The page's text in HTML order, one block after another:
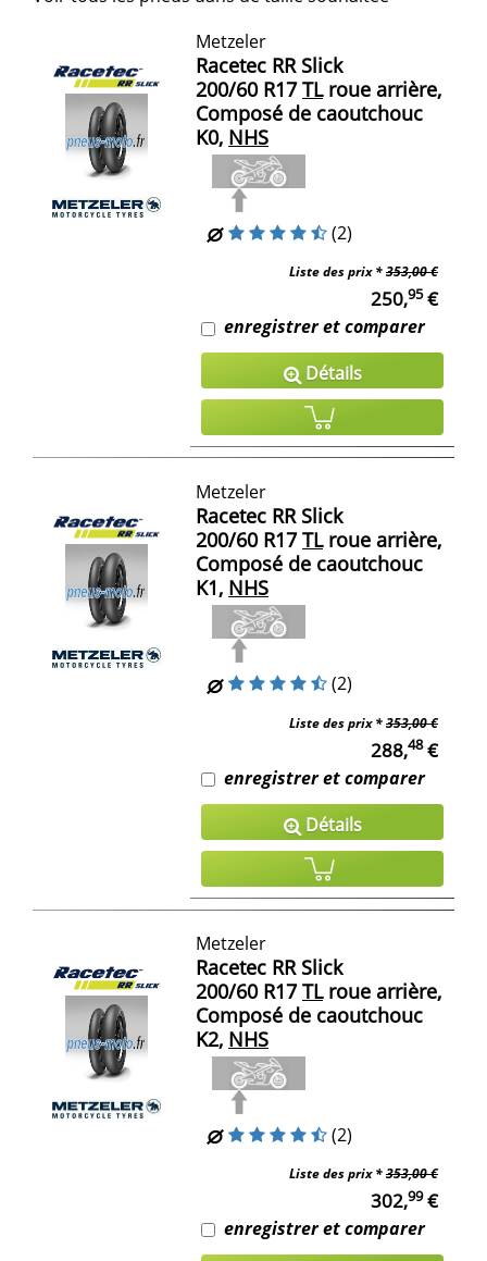
Metzeler
Racetec RR Slick
200/60 R17 TLroue arrière,
Composé de caoutchouc
K0, NHS
(2)
Liste des prix *353,00 €
250,95€
enregistrer et comparer
Détails
Metzeler
Racetec RR Slick
200/60 R17 TLroue arrière,
Composé de caoutchouc
K1, NHS
(2)
Liste des prix *353,00 €
288,48€
enregistrer et comparer
Détails
Metzeler
Racetec RR Slick
200/60 R17 TLroue arrière,
Composé de caoutchouc
K2, NHS
(2)
Liste des prix *353,00 €
302,99€
enregistrer et comparer